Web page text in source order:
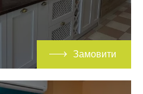
Замовити